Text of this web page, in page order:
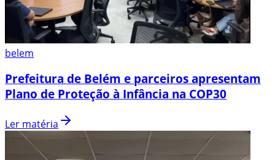
belem
Prefeitura de Belém e parceiros apresentam
Plano de Proteção à Infância na COP30
Ler matéria